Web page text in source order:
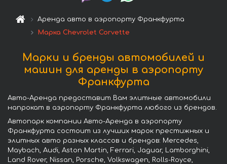
Аренда авто в аэропорту Франкфурта
Марка Chevrolet Corvette
Марки и бренды автомобилей и
машин для аренды в аэропорту
Франкфурта
Авто-Аренда предоставит Вам элитные автомобили
напрокат в аэропорту Франкфурта любого из брендов.
Автопарк компании Авто-Аренда в аэропорту
Франкфурта состоит из лучших марок престижных и
элитных авто разных классов и брендов: Mercedes,
Maybach, Audi, Aston Martin, Ferrari, Jaguar, Lamborghini,
Land Rover, Nissan, Porsche, Volkswagen, Rolls-Royce,